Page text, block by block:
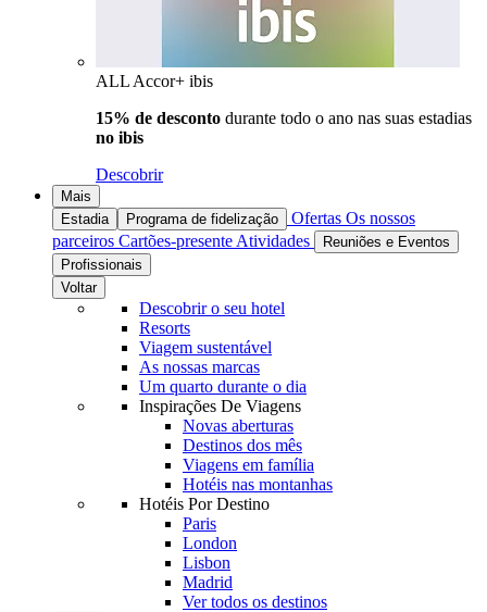
ALL Accor+ ibis
15% de desconto durante todo o ano nas suas estadias
no ibis
Descobrir
Mais
Estadia
Programa de fidelização Ofertas Os nossos
parceiros Cartões-presente Atividades
Reuniões e Eventos
Profissionais
Voltar
Descobrir o seu hotel
Resorts
Viagem sustentável
As nossas marcas
Um quarto durante o dia
Inspirações De Viagens
Novas aberturas
Destinos dos mês
Viagens em família
Hotéis nas montanhas
Hotéis Por Destino
Paris
London
Lisbon
Madrid
Ver todos os destinos